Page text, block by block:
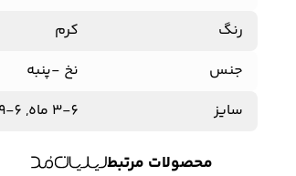
رنگ
کرم
جنس
نخ -پنبه
سایز
3-6 ماه, 6-9 ماه, 9-12 ماه, 12-18 ماه, 18-24 ماه
محصولات مرتبط